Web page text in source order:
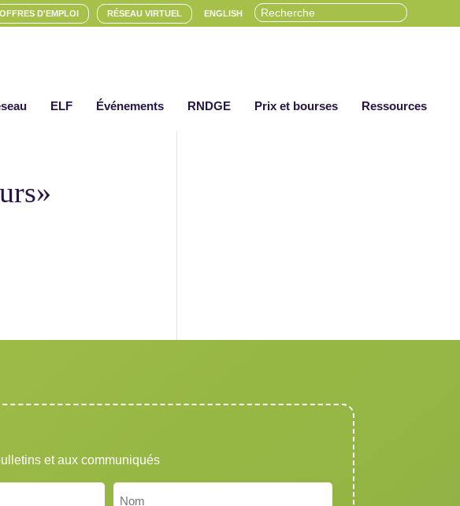
OFFRES D'EMPLOI RÉSEAU VIRTUEL ENGLISH
ELF Événements RNDGE Prix et bourses Ressources
et aux communiqués